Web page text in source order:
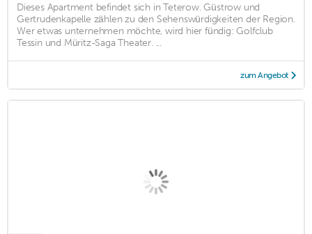
Dieses Apartment befindet sich in Teterow. Güstrow und
Gertrudenkapelle zählen zu den Sehenswürdigkeiten der Region.
Wer etwas unternehmen möchte, wird hier fündig: Golfclub
Tessin und Müritz-Saga Theater. ...
zum Angebot